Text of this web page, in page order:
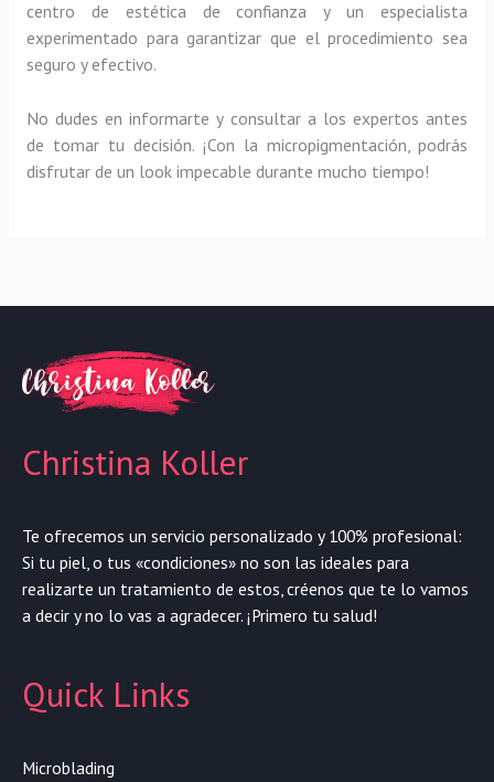
centro de estética de confianza y un especialista
experimentado para garantizar que el procedimiento sea
seguro y efectivo.
No dudes en informarte y consultar a los expertos antes
de tomar tu decisión. ¡Con la micropigmentación, podrás
disfrutar de un look impecable durante mucho tiempo!
Christina Koller
Te ofrecemos un servicio personalizado y 100% profesional:
Si tu piel, o tus «condiciones» no son las ideales para
realizarte un tratamiento de estos, créenos que te lo vamos
a decir y no lo vas a agradecer. ¡Primero tu salud!
Quick Links
Microblading